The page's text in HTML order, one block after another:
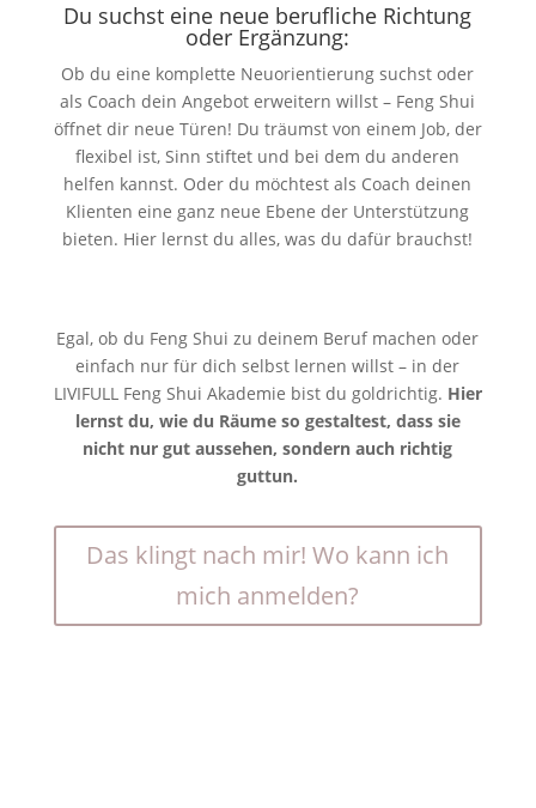
Du suchst eine neue berufliche Richtung
oder Ergänzung:
Ob du eine komplette Neuorientierung suchst oder
als Coach dein Angebot erweitern willst – Feng Shui
öffnet dir neue Türen! Du träumst von einem Job, der
flexibel ist, Sinn stiftet und bei dem du anderen
helfen kannst. Oder du möchtest als Coach deinen
Klienten eine ganz neue Ebene der Unterstützung
bieten. Hier lernst du alles, was du dafür brauchst!
Egal, ob du Feng Shui zu deinem Beruf machen oder
einfach nur für dich selbst lernen willst – in der
LIVIFULL Feng Shui Akademie bist du goldrichtig. Hier
lernst du, wie du Räume so gestaltest, dass sie
nicht nur gut aussehen, sondern auch richtig
guttun.
Das klingt nach mir! Wo kann ich
mich anmelden?